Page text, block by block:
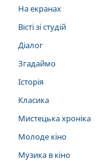
На екранах
Вісті зі студій
Діалог
Згадаймо
Історія
Класика
Мистецька хроніка
Молоде кіно
Музика в кіно